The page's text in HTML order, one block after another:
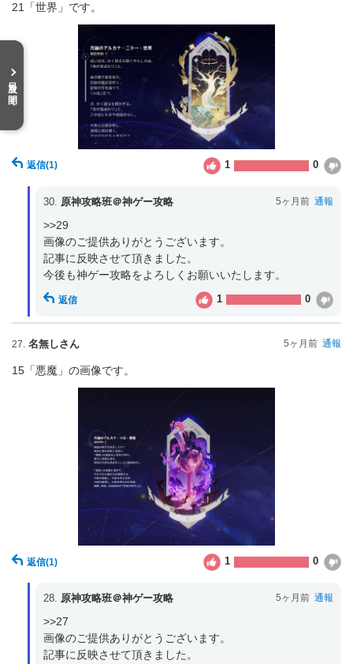
21「世界」です。
返信(1) 1 0
30. 原神攻略班＠神ゲー攻略 5ヶ月前 通報
>>29
画像のご提供ありがとうございます。
記事に反映させて頂きました。
今後も神ゲー攻略をよろしくお願いいたします。
返信 1 0
27. 名無しさん 5ヶ月前 通報
15「悪魔」の画像です。
返信(1) 1 0
28. 原神攻略班＠神ゲー攻略 5ヶ月前 通報
>>27
画像のご提供ありがとうございます。
記事に反映させて頂きました。
目次を開く